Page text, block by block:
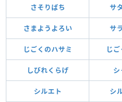
さそりばち サ
さまようよろい サ
じごくのハサミ じ
しびれくらげ シ
シルエト シ